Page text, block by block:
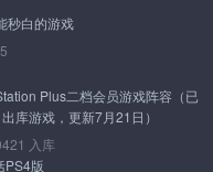
秒白的游戏
Plus二档会员游戏阵容（已
库游戏，更新7月21日）
入库
PS4版